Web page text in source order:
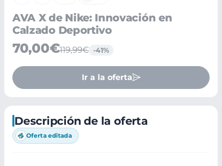
AVA X de Nike: Innovación en
Calzado Deportivo
70,00€119,99€ -41%
Ir a la oferta
Descripción de la oferta
Oferta editada